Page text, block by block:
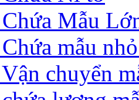
Mẫu
mẫu
chuyển